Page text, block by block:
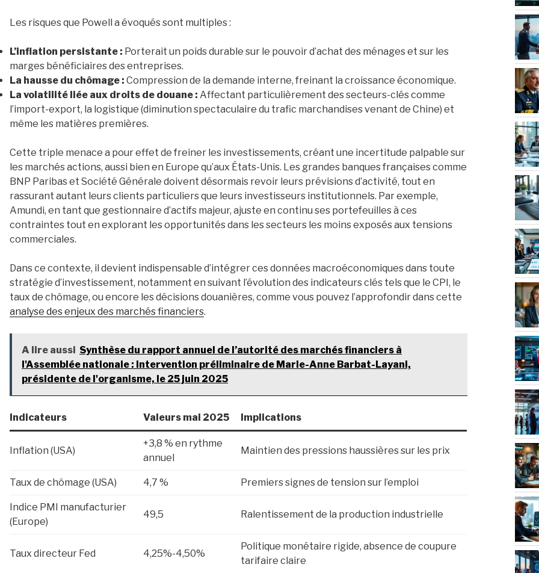
Les risques que Powell a évoqués sont multiples :
L’inflation persistante : Porterait un poids durable sur le pouvoir d’achat des ménages et sur les
marges bénéficiaires des entreprises.
La hausse du chômage : Compression de la demande interne, freinant la croissance économique.
La volatilité liée aux droits de douane : Affectant particulièrement des secteurs-clés comme
l’import-export, la logistique (diminution spectaculaire du trafic marchandises venant de Chine) et
même les matières premières.
Cette triple menace a pour effet de freiner les investissements, créant une incertitude palpable sur
les marchés actions, aussi bien en Europe qu’aux États-Unis. Les grandes banques françaises comme
BNP Paribas et Société Générale doivent désormais revoir leurs prévisions d’activité, tout en
rassurant autant leurs clients particuliers que leurs investisseurs institutionnels. Par exemple,
Amundi, en tant que gestionnaire d’actifs majeur, ajuste en continu ses portefeuilles à ces
contraintes tout en explorant les opportunités dans les secteurs les moins exposés aux tensions
commerciales.
Dans ce contexte, il devient indispensable d’intégrer ces données macroéconomiques dans toute
stratégie d’investissement, notamment en suivant l’évolution des indicateurs clés tels que le CPI, le
taux de chômage, ou encore les décisions douanières, comme vous pouvez l’approfondir dans cette
analyse des enjeux des marchés financiers.
A lire aussi Synthèse du rapport annuel de l’autorité des marchés financiers à
l'Assemblée nationale : intervention préliminaire de Marie-Anne Barbat-Layani,
présidente de l'organisme, le 25 juin 2025
Indicateurs Valeurs mai 2025 Implications
Inflation (USA)
+3,8 % en rythme
annuel
Maintien des pressions haussières sur les prix
Taux de chômage (USA) 4,7 % Premiers signes de tension sur l’emploi
Indice PMI manufacturier
(Europe)
49,5 Ralentissement de la production industrielle
Taux directeur Fed 4,25%-4,50%
Politique monétaire rigide, absence de coupure
tarifaire claire